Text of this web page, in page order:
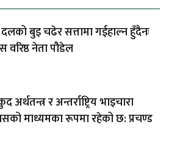
बुइ चढेर सत्तामा गईहाल्न हुँदैनः
वरिष्ठ नेता पौडेल
र अन्तर्राष्ट्रिय भाइचारा
माध्यमका रूपमा रहेको छ: प्रचण्ड